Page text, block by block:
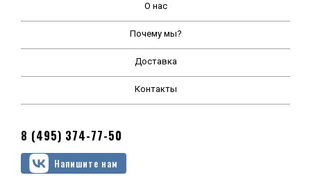
О нас
Почему мы?
Доставка
Контакты
8 (495) 374-77-50
Напишите нам